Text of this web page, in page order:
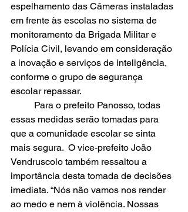
espelhamento das Câmeras instaladas
em frente às escolas no sistema de
monitoramento da Brigada Militar e
Polícia Civil, levando em consideração
a inovação e serviços de inteligência,
conforme o grupo de segurança
escolar repassar.
essas medidas serão tomadas para
que a comunidade escolar se sinta
mais segura.  O vice-prefeito João
Vendruscolo também ressaltou a
importância desta tomada de decisões
imediata. “Nós não vamos nos render
ao medo e nem à violência. Nossas